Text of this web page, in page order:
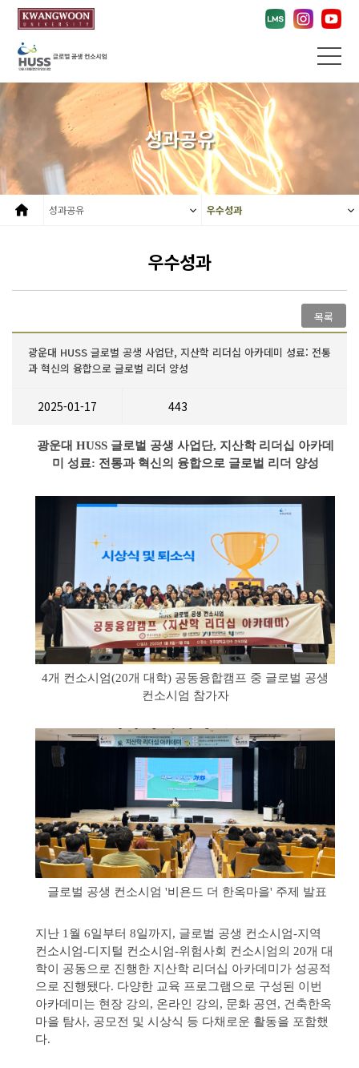
성과공유
성과공유 우수성과
우수성과
목록
광운대 HUSS 글로벌 공생 사업단, 지산학 리더십 아카데미 성료: 전통
과 혁신의 융합으로 글로벌 리더 양성
2025-01-17 443
광운대 HUSS 글로벌 공생 사업단, 지산학 리더십 아카데
미 성료: 전통과 혁신의 융합으로 글로벌 리더 양성
4개 컨소시엄(20개 대학) 공동융합캠프 중 글로벌 공생
컨소시엄 참가자
글로벌 공생 컨소시엄 '비욘드 더 한옥마을' 주제 발표
지난 1월 6일부터 8일까지, 글로벌 공생 컨소시엄-지역
컨소시엄-디지털 컨소시엄-위험사회 컨소시엄의 20개 대
학이 공동으로 진행한 지산학 리더십 아카데미가 성공적
으로 진행됐다. 다양한 교육 프로그램으로 구성된 이번
아카데미는 현장 강의, 온라인 강의, 문화 공연, 건축한옥
마을 탐사, 공모전 및 시상식 등 다채로운 활동을 포함했
다.